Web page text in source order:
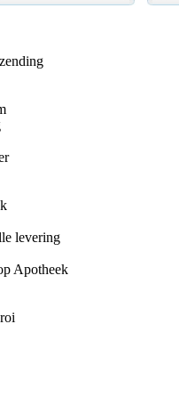
levering
Apotheek